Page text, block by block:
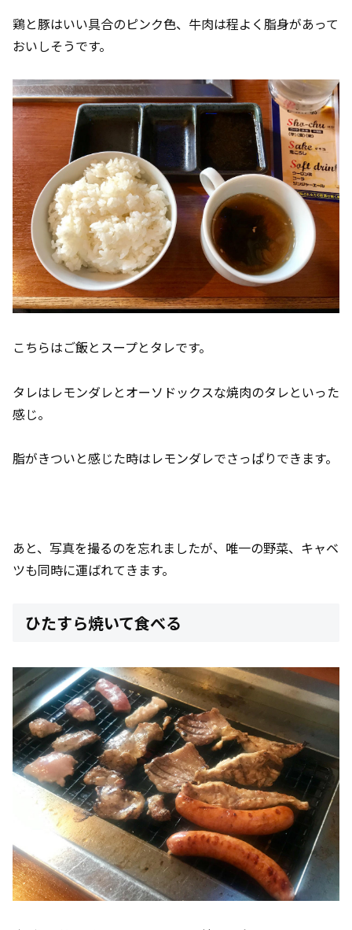
鶏と豚はいい具合のピンク色、牛肉は程よく脂身があって
おいしそうです。
こちらはご飯とスープとタレです。
タレはレモンダレとオーソドックスな焼肉のタレといった
感じ。
脂がきついと感じた時はレモンダレでさっぱりできます。
あと、写真を撮るのを忘れましたが、唯一の野菜、キャベ
ツも同時に運ばれてきます。
ひたすら焼いて食べる